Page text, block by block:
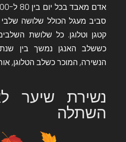
סביב מעגל הכולל שלושה שלבי
קטגן וטלוגן. כל שלושת
כששלב האנגן נמשך בין
הנשירה, המוכר כשלב הטלוגן, אורך כ-
נשירת שיער
השתלה